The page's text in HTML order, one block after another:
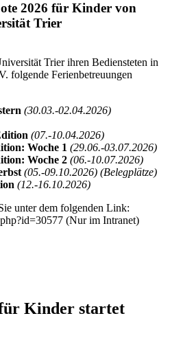
2026 für Kinder von
Trier
Trier ihren Bediensteten in
folgende Ferienbetreuungen
(30.03.-02.04.2026)
(07.-10.04.2026)
Woche 1 (29.06.-03.07.2026)
Woche 2 (06.-10.07.2026)
(05.-09.10.2026) (Belegplätze)
(12.-16.10.2026)
unter dem folgenden Link:
(Nur im Intranet)
Kinder startet